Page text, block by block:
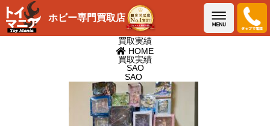
ホビー専門買取店
メニュ
買取実績
HOME
買取実績
SAO
SAO